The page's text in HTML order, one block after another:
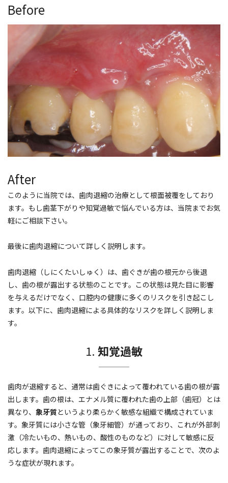
Before
After
このように当院では、歯肉退縮の治療として根面被覆をしており
ます。もし歯茎下がりや知覚過敏で悩んでいる方は、当院までお気
軽にご相談下さい。
最後に歯肉退縮について詳しく説明します。
歯肉退縮（しにくたいしゅく）は、歯ぐきが歯の根元から後退
し、歯の根が露出する状態のことです。この状態は見た目に影響
を与えるだけでなく、口腔内の健康に多くのリスクを引き起こし
ます。以下に、歯肉退縮による具体的なリスクを詳しく説明しま
す。
1. 知覚過敏
歯肉が退縮すると、通常は歯ぐきによって覆われている歯の根が露
出します。歯の根は、エナメル質に覆われた歯の上部（歯冠）とは
異なり、 象牙質というより柔らかく敏感な組織で構成されていま
す。象牙質には小さな管（象牙細管）が通っており、これが外部刺
激（冷たいもの、熱いもの、酸性のものなど）に対して敏感に反
応します。歯肉退縮によってこの象牙質が露出することで、次のよ
うな症状が現れます。